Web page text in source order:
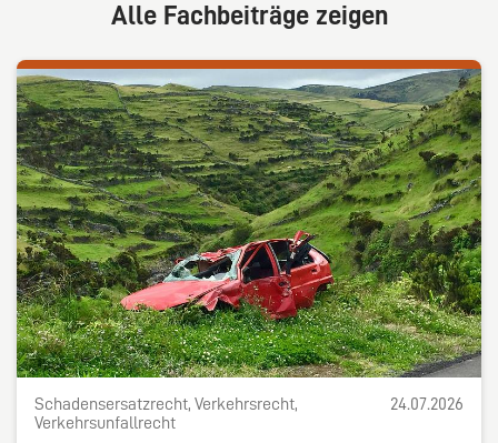
Alle Fachbeiträge zeigen
Schadensersatzrecht, Verkehrsrecht,
Verkehrsunfallrecht
24.07.2026